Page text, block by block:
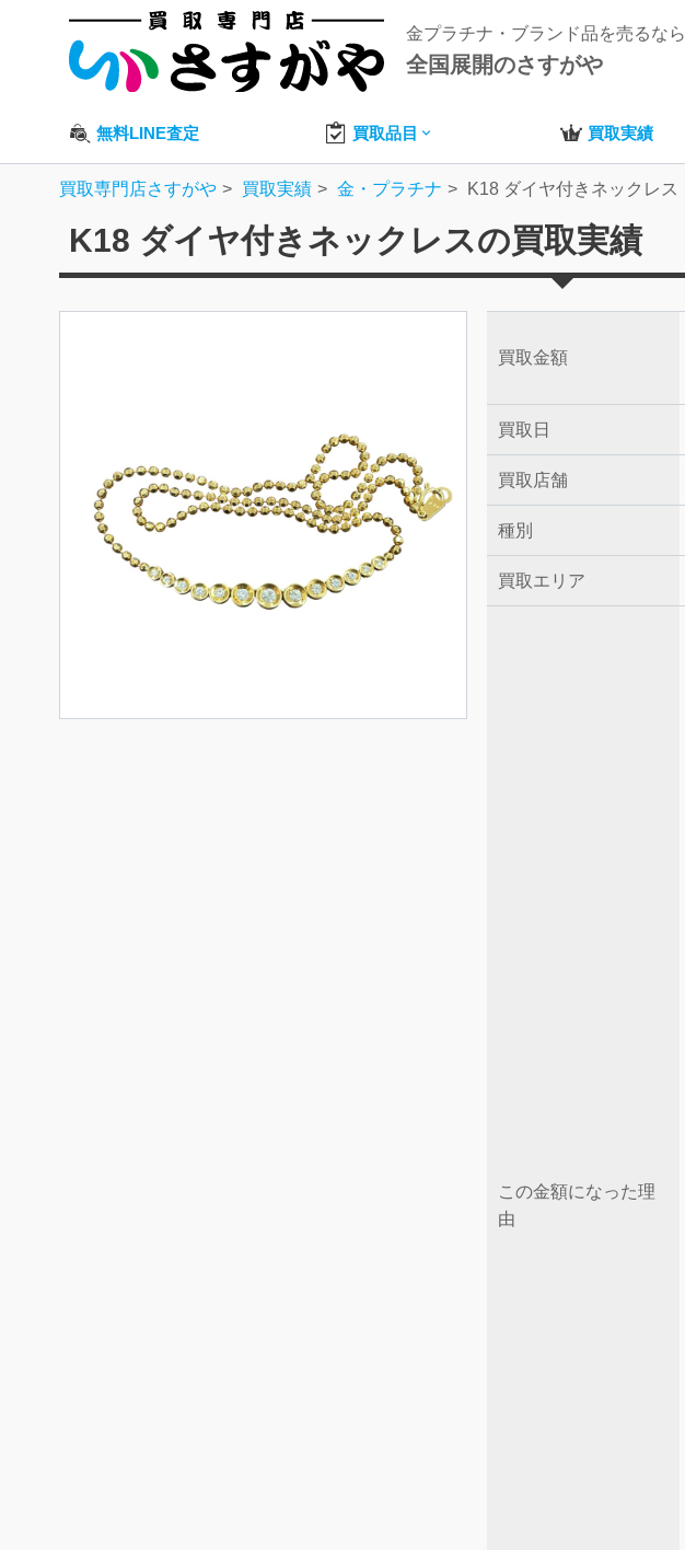
金プラチナ・ブランド品を売るなら
全国展開のさすがや
無料LINE査定 買取品目 買取実績
買取専門店さすがや 買取実績 金・プラチナ K18 ダイヤ付きネックレス
K18 ダイヤ付きネックレスの買取実績
買取金額
買取日
買取店舗
種別
買取エリア
この金額になった理
由